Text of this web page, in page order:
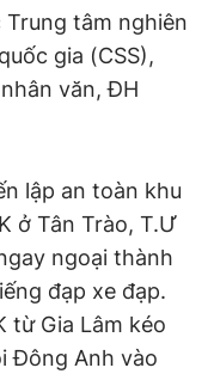
Trung tâm nghiên
gia (CSS),
văn, ĐH
lập an toàn khu
ở Tân Trào, T.Ư
ngoại thành
đạp xe đạp.
từ Gia Lâm kéo
Đông Anh vào